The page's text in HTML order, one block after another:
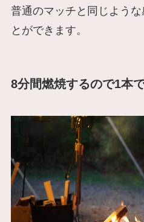
普通のマッチと同じよう
とができます。
8分間燃焼するので1本